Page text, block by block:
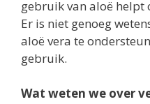
gebruik van aloë helpt
Er is niet genoeg
aloë vera te
gebruik.
Wat weten we over